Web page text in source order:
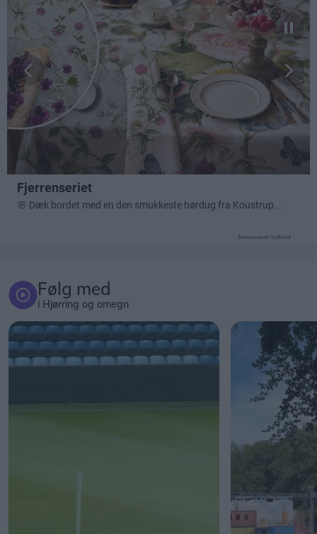
Annonceret indhold
Følg med
i Hjørring og omegn